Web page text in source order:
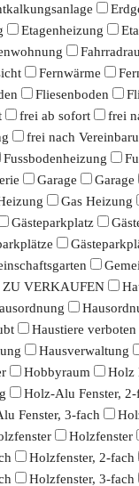
Etagenheizung
Fernwärme
Fliesenboden
frei ab sofort
frei
frei nach
Fussbodenheizung
Garage Garage
Gas Heizung
Gästeparkplatz
ZU VERKAUFEN
Haustiere verboten
Hausverwaltung
Hobbyraum Holz
Holz-Alu Fenster, 2-
Fenster, 3-fach
Holzfenster
Holzfenster, 2-fach
Holzfenster, 3-fach